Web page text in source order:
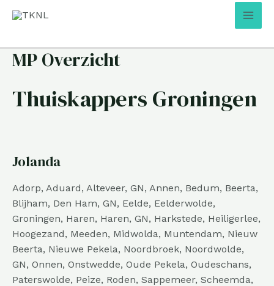
naar
inhoud
MP Overzicht
Thuiskappers Groningen
Jolanda
Adorp, Aduard, Alteveer, GN, Annen, Bedum, Beerta,
Blijham, Den Ham, GN, Eelde, Eelderwolde,
Groningen, Haren, Haren, GN, Harkstede, Heiligerlee,
Hoogezand, Meeden, Midwolda, Muntendam, Nieuw
Beerta, Nieuwe Pekela, Noordbroek, Noordwolde,
GN, Onnen, Onstwedde, Oude Pekela, Oudeschans,
Paterswolde, Peize, Roden, Sappemeer, Scheemda,